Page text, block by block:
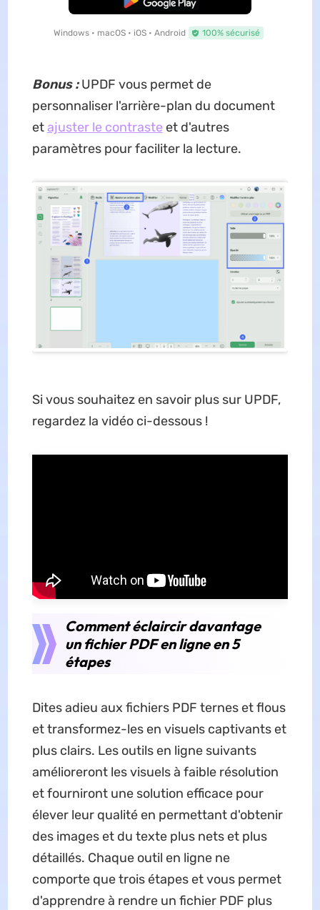
Windows • macOS • iOS • Android 100% sécurisé
Bonus :UPDF vous permet de
personnaliser l'arrière-plan du document
etajuster le contraste et d'autres
paramètres pour faciliter la lecture.
Si vous souhaitez en savoir plus sur UPDF,
regardez la vidéo ci-dessous !
Comment éclaircir davantage
un fichier PDF en ligne en 5
étapes
Dites adieu aux fichiers PDF ternes et flous
et transformez-les en visuels captivants et
plus clairs. Les outils en ligne suivants
amélioreront les visuels à faible résolution
et fourniront une solution efficace pour
élever leur qualité en permettant d'obtenir
des images et du texte plus nets et plus
détaillés. Chaque outil en ligne ne
comporte que trois étapes et vous permet
d'apprendre à rendre un fichier PDF plus